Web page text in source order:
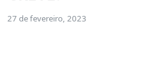
27 de fevereiro, 2023